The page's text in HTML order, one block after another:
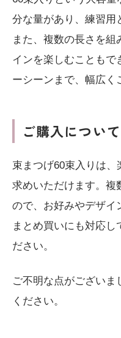
分な量があり、練習用
また、複数の長さを
インを楽しむこともで
ーシーンまで、幅広く
ご購入について
束まつげ60束入りは
求めいただけます。複
ので、お好みやデザイ
まとめ買いにも対応し
ださい。
ご不明な点がござい
ください。